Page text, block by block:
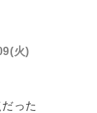
火)
った